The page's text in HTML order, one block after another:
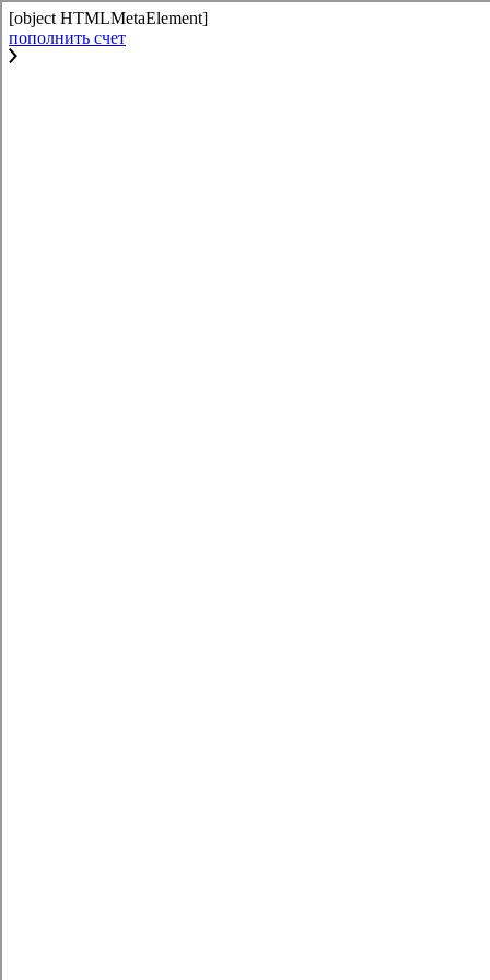
[object HTMLMetaElement]
пополнить счет